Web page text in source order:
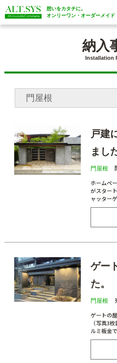
想いをカタチに。
オンリーワン・オーダーメイド
納入
Installation
戸建
まし
門屋根
ホームペ
がスター
ャッター
ゲー
た。
門屋根
ゲートの
（写真3
ルミ板金